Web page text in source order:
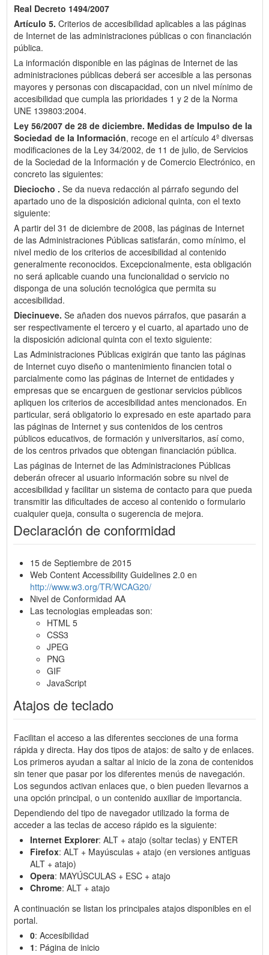
Real Decreto 1494/2007
Artículo 5. Criterios de accesibilidad aplicables a las páginas
de Internet de las administraciones públicas o con financiación
pública.
La información disponible en las páginas de Internet de las
administraciones públicas deberá ser accesible a las personas
mayores y personas con discapacidad, con un nivel mínimo de
accesibilidad que cumpla las prioridades 1 y 2 de la Norma
UNE 139803:2004.
Ley 56/2007 de 28 de diciembre. Medidas de Impulso de la
Sociedad de la Información, recoge en el artículo 4º diversas
modificaciones de la Ley 34/2002, de 11 de julio, de Servicios
de la Sociedad de la Información y de Comercio Electrónico, en
concreto las siguientes:
Dieciocho . Se da nueva redacción al párrafo segundo del
apartado uno de la disposición adicional quinta, con el texto
siguiente:
A partir del 31 de diciembre de 2008, las páginas de Internet
de las Administraciones Públicas satisfarán, como mínimo, el
nivel medio de los criterios de accesibilidad al contenido
generalmente reconocidos. Excepcionalmente, esta obligación
no será aplicable cuando una funcionalidad o servicio no
disponga de una solución tecnológica que permita su
accesibilidad.
Diecinueve. Se añaden dos nuevos párrafos, que pasarán a
ser respectivamente el tercero y el cuarto, al apartado uno de
la disposición adicional quinta con el texto siguiente:
Las Administraciones Públicas exigirán que tanto las páginas
de Internet cuyo diseño o mantenimiento financien total o
parcialmente como las páginas de Internet de entidades y
empresas que se encarguen de gestionar servicios públicos
apliquen los criterios de accesibilidad antes mencionados. En
particular, será obligatorio lo expresado en este apartado para
las páginas de Internet y sus contenidos de los centros
públicos educativos, de formación y universitarios, así como,
de los centros privados que obtengan financiación pública.
Las páginas de Internet de las Administraciones Públicas
deberán ofrecer al usuario información sobre su nivel de
accesibilidad y facilitar un sistema de contacto para que pueda
transmitir las dificultades de acceso al contenido o formulario
cualquier queja, consulta o sugerencia de mejora.
Declaración de conformidad
15 de Septiembre de 2015
Web Content Accessibility Guidelines 2.0 en
http://www.w3.org/TR/WCAG20/
Nivel de Conformidad AA
Las tecnologias empleadas son:
HTML 5
CSS3
JPEG
PNG
GIF
JavaScript
Atajos de teclado
Facilitan el acceso a las diferentes secciones de una forma
rápida y directa. Hay dos tipos de atajos: de salto y de enlaces.
Los primeros ayudan a saltar al inicio de la zona de contenidos
sin tener que pasar por los diferentes menús de navegación.
Los segundos activan enlaces que, o bien pueden llevarnos a
una opción principal, o un contenido auxiliar de importancia.
Dependiendo del tipo de navegador utilizado la forma de
acceder a las teclas de acceso rápido es la siguiente:
Internet Explorer: ALT + atajo (soltar teclas) y ENTER
Firefox: ALT + Mayúsculas + atajo (en versiones antiguas
ALT + atajo)
Opera: MAYÚSCULAS + ESC + atajo
Chrome: ALT + atajo
A continuación se listan los principales atajos disponibles en el
portal.
0: Accesibilidad
1: Página de inicio